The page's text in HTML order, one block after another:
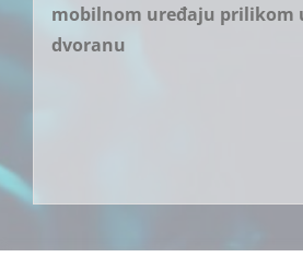
mobilnom uređaju prilikom
dvoranu